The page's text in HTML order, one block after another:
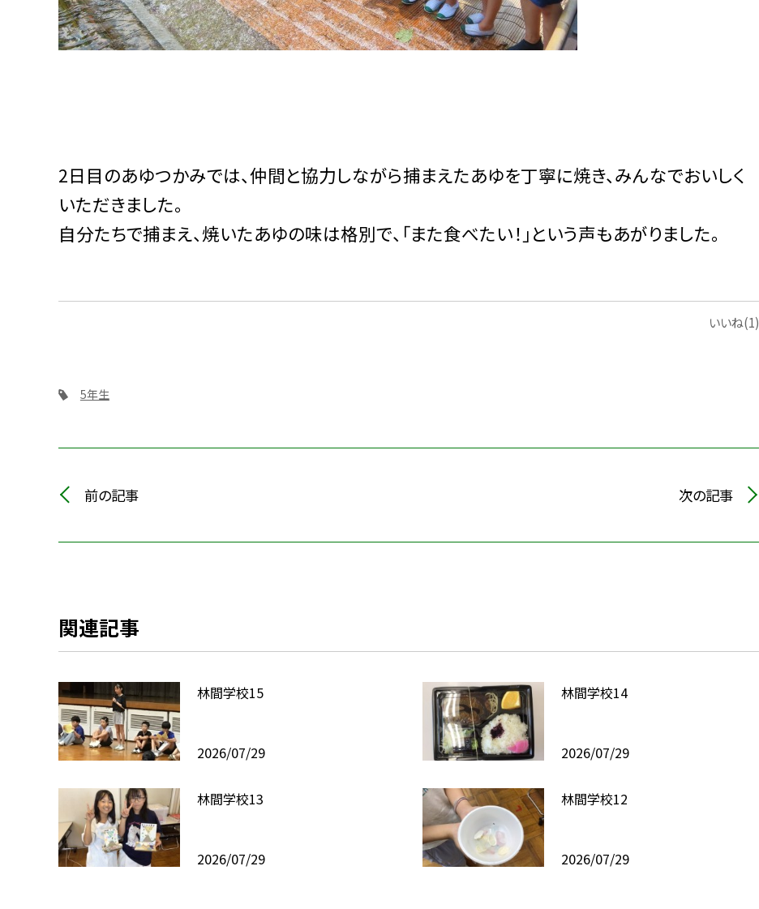
2日目のあゆつかみでは、仲間と協力しながら捕まえたあゆを丁寧に焼き、みんなでおいしく
いただきました。
自分たちで捕まえ、焼いたあゆの味は格別で、「また食べたい！」という声もあがりました。
いいね(1)
5年生
前の記事 次の記事
関連記事
林間学校15
2026/07/29
林間学校14
2026/07/29
林間学校13
2026/07/29
林間学校12
2026/07/29